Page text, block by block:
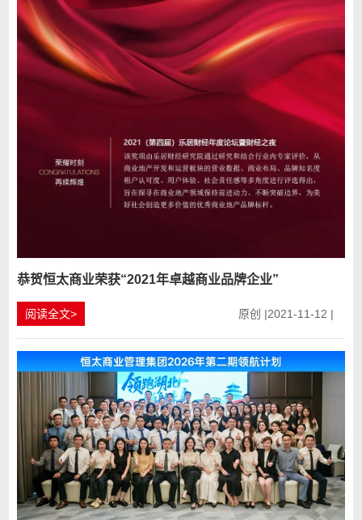
恭贺恒太商业荣获“2021年卓越商业品牌企业”
原创 |2021-11-12 |
阅读全文>